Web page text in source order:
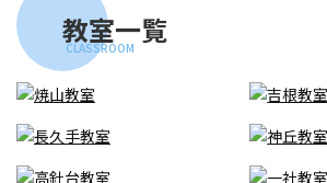
教室一覧
CLASSROOM